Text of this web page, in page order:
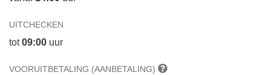
UITCHECKEN
tot09:00 uur
VOORUITBETALING (AANBETALING)